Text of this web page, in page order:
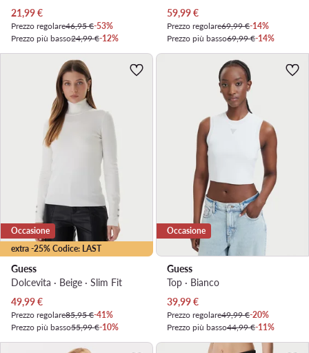
Prezzo attuale
21,99€
Prezzo regolare46,95 €-53%
Prezzo più basso24,99 €-12%
Prezzo attuale
59,99€
Prezzo regolare69,99 €-14%
Prezzo più basso69,99 €-14%
extra -25% Codice: LAST
Occasione
Guess
Dolcevita · Beige · Slim Fit
Prezzo attuale
49,99€
Prezzo regolare85,95 €-41%
Prezzo più basso55,99 €-10%
Occasione
Guess
Top · Bianco
Prezzo attuale
39,99€
Prezzo regolare49,99 €-20%
Prezzo più basso44,99 €-11%